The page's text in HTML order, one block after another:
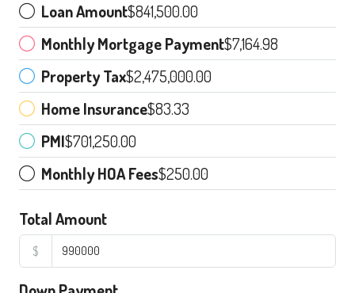
Loan Amount$841,500.00
Monthly Mortgage Payment$7,164.98
Property Tax$2,475,000.00
Home Insurance$83.33
PMI$701,250.00
Monthly HOA Fees$250.00
Total Amount
$